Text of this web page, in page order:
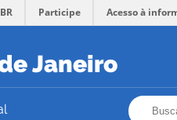
Participe Acesso à
Janeiro